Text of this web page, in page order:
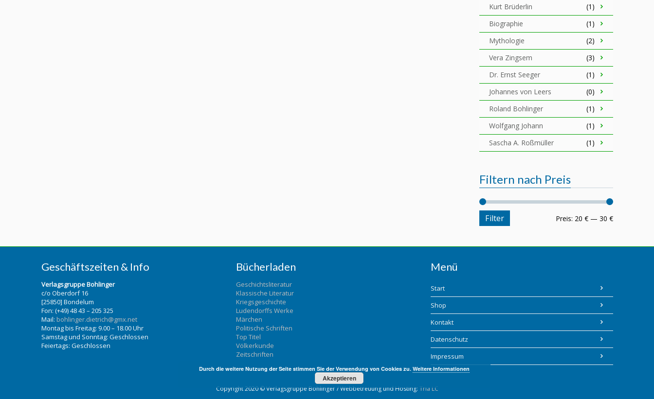
Kurt Brüderlin
(1)
Biographie
(1)
Mythologie
(2)
Vera Zingsem
(3)
Dr. Ernst Seeger
(1)
Johannes von Leers
(0)
Roland Bohlinger
(1)
Wolfgang Johann
(1)
Sascha A. Roßmüller
(1)
Filtern nach Preis
Filter Preis: 20 €— 30 €
Geschäftszeiten & Info
Verlagsgruppe Bohlinger
c/o Oberdorf 16
[25850] Bondelum
Fon: (+49) 48 43 – 205 325
Mail: bohlinger.dietrich@gmx.net
Montag bis Freitag: 9.00 – 18.00 Uhr
Samstag und Sonntag: Geschlossen
Feiertags: Geschlossen
Bücherladen
Geschichtsliteratur
Klassische Literatur
Kriegsgeschichte
Ludendorffs Werke
Märchen
Politische Schriften
Top Titel
Völkerkunde
Zeitschriften
Menü
Start
Shop
Kontakt
Datenschutz
Impressum
Copyright 2020 © Verlagsgruppe Bohlinger / Webbetreuung und Hosting: Tria LC
Durch die weitere Nutzung der Seite stimmen Sie der Verwendung von Cookies zu. Weitere Informationen
Akzeptieren